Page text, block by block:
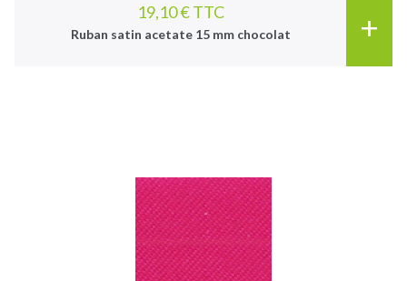
19,10 € TTC
Ruban satin acetate 15 mm chocolat +